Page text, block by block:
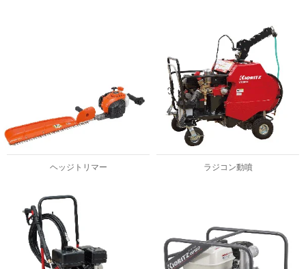
ヘッジトリマー ラジコン動噴